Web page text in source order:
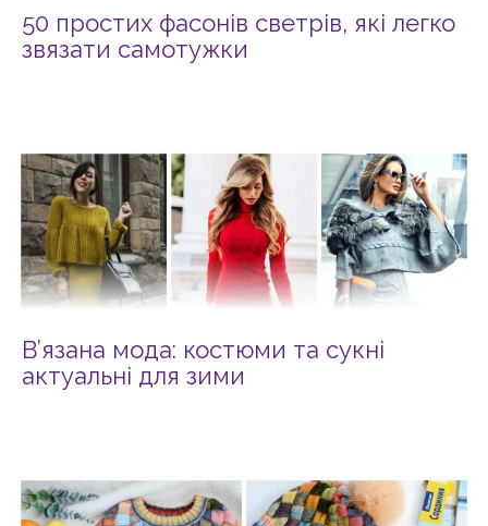
50 простих фасонів светрів, які легко
звязати самотужки
В’язана мода: костюми та сукні
актуальні для зими